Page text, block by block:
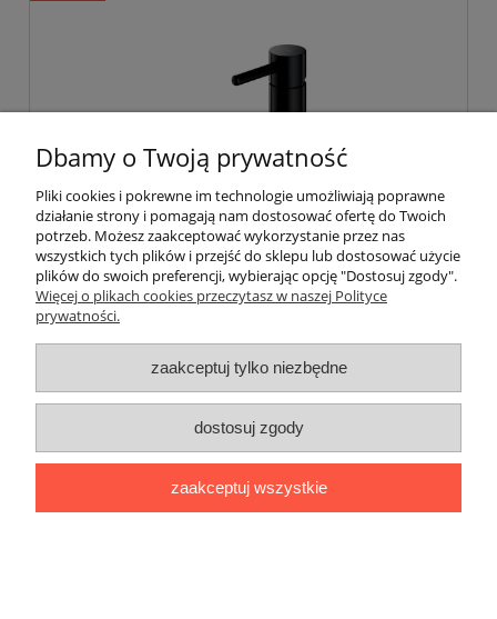
Omnires Y bateria umywalkowa czarny
Y1210NBL
do koszyka
Dbamy o Twoją prywatność
Pliki cookies i pokrewne im technologie umożliwiają poprawne
działanie strony i pomagają nam dostosować ofertę do Twoich
potrzeb. Możesz zaakceptować wykorzystanie przez nas
wszystkich tych plików i przejść do sklepu lub dostosować użycie
plików do swoich preferencji, wybierając opcję "Dostosuj zgody".
Więcej o plikach cookies przeczytasz w naszej Polityce
prywatności.
zaakceptuj tylko niezbędne
dostosuj zgody
zaakceptuj wszystkie